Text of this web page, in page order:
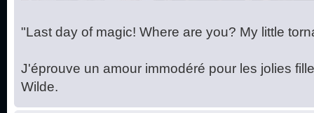
"Last day of magic! Where are you? My little
J'éprouve un amour immodéré pour les jolies
Wilde.